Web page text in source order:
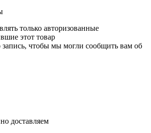
только авторизованные
этот товар
чтобы мы могли сообщить вам об
доставляем